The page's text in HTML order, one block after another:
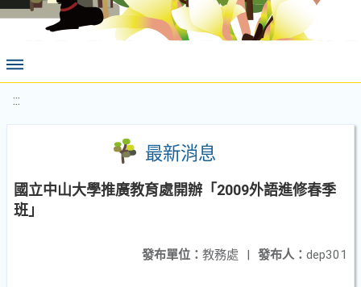
:::
最新消息
國立中山大學推廣教育處開辦「2009外語進修春季
班」
發布人： dep301
發布單位： 教務處 |